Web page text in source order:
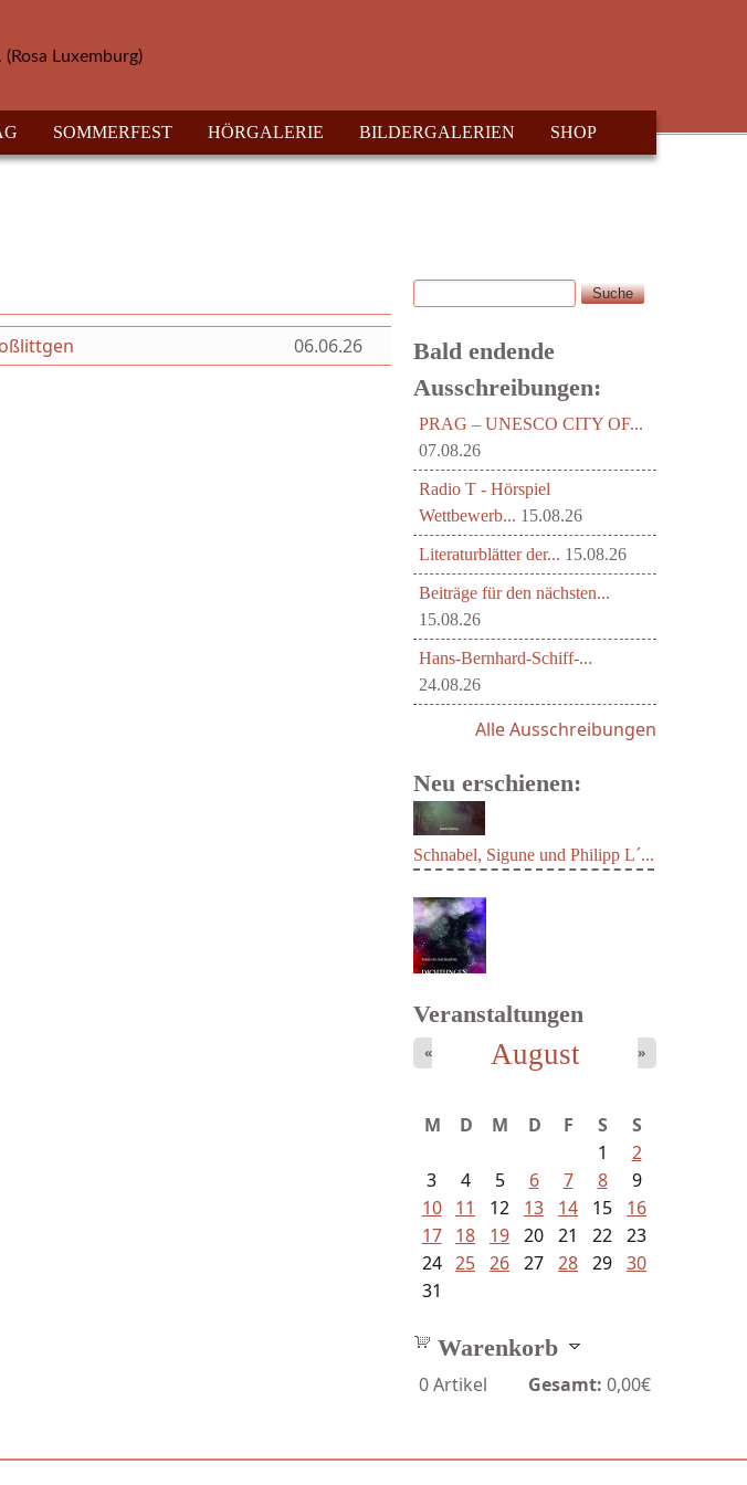
Luxemburg)
SOMMERFEST HÖRGALERIE BILDERGALERIEN SHOP
06.06.26
Suchformular
Suche
Bald endende
Ausschreibungen:
PRAG – UNESCO CITY OF...
07.08.26
Radio T - Hörspiel
Wettbewerb... 15.08.26
Literaturblätter der... 15.08.26
Beiträge für den nächsten...
15.08.26
Hans-Bernhard-Schiff-...
24.08.26
Alle Ausschreibungen
Neu erschienen:
Dichtungen...
Schnabel, Sigune und Philipp L´...
Veranstaltungen
August
« »
M D M D F S
S
1
2
3
4 5 6 7 8
9
10
11 12 13 14 15
16
17
18 19 20 21 22 23
24 25 26 27 28 29 30
31
Warenkorb
0Artikel Gesamt: 0,00€